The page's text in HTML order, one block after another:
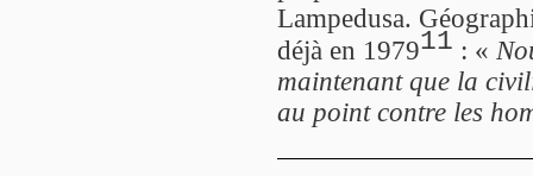
Lampedusa.
déjà en 197911 : «
maintenant que la
au point contre les